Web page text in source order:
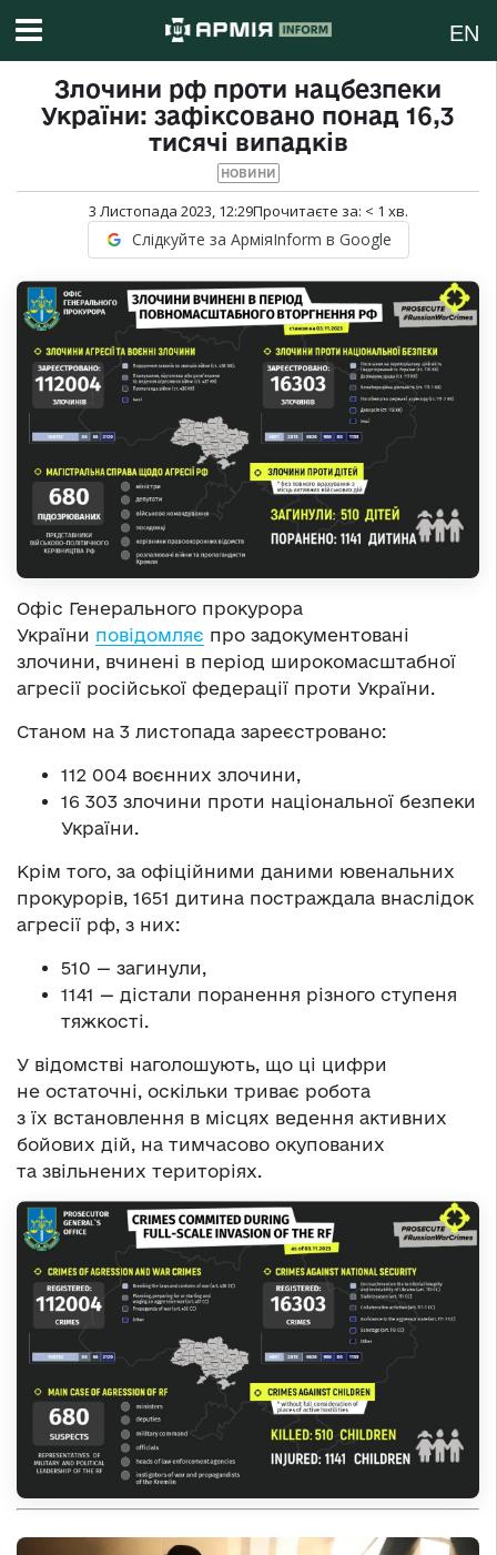
EN
Злочини рф проти нацбезпеки
України: зафіксовано понад 16,3
тисячі випадків
НОВИНИ
3 Листопада 2023, 12:29Прочитаєте за: < 1 хв.
Слідкуйте за АрміяInform в Google
Офіс Генерального прокурора
України повідомляє про задокументовані
злочини, вчинені в період широкомасштабної
агресії російської федерації проти України.
Станом на 3 листопада зареєстровано:
112 004 воєнних злочини,
16 303 злочини проти національної безпеки
України.
Крім того, за офіційними даними ювенальних
прокурорів, 1651 дитина постраждала внаслідок
агресії рф, з них:
510 — загинули,
1141 — дістали поранення різного ступеня
тяжкості.
У відомстві наголошують, що ці цифри
не остаточні, оскільки триває робота
з їх встановлення в місцях ведення активних
бойових дій, на тимчасово окупованих
та звільнених територіях.